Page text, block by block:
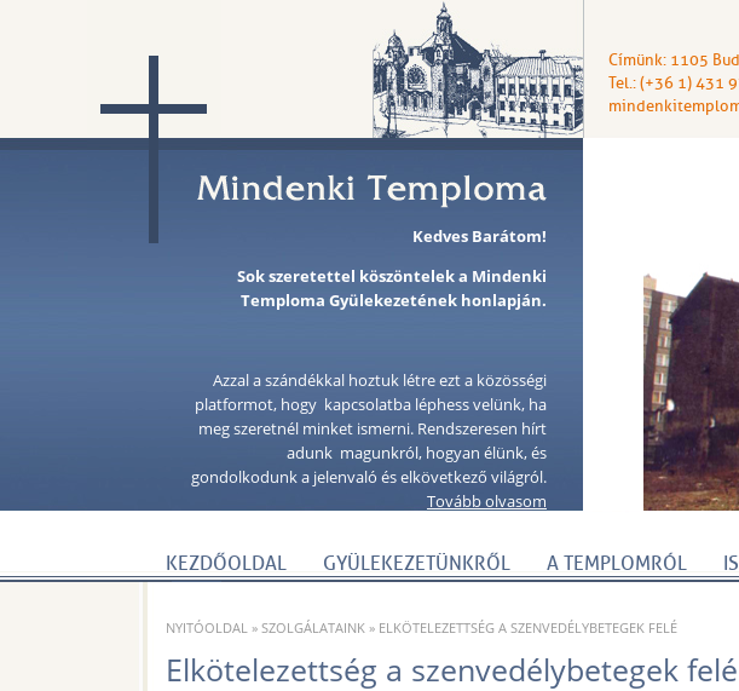
Címünk: 1105
Tel.: (+36 1) 431
Kedves Barátom!
Sok szeretettel köszöntelek a Mindenki
Temploma Gyülekezetének honlapján.
Azzal a szándékkal hoztuk létre ezt a közösségi
platformot, hogy kapcsolatba léphess velünk, ha
meg szeretnél minket ismerni. Rendszeresen hírt
adunk magunkról, hogyan élünk, és
gondolkodunk a jelenvaló és elkövetkező világról.
Tovább olvasom
KEZDŐOLDAL GYÜLEKEZETÜNKRŐL A TEMPLOMRÓL
NYITÓOLDAL » SZOLGÁLATAINK » ELKÖTELEZETTSÉG A SZENVEDÉLYBETEGEK FELÉ
Elkötelezettség a szenvedélybetegek felé